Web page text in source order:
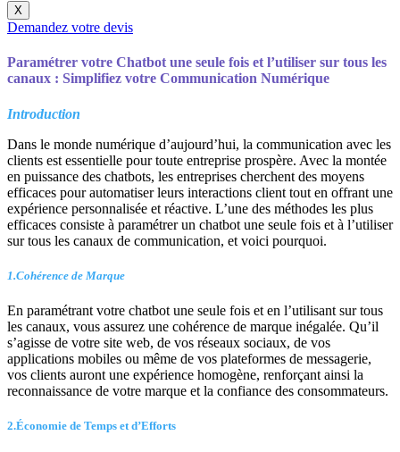
X
Demandez votre devis
Paramétrer votre Chatbot une seule fois et l’utiliser sur tous les
canaux : Simplifiez votre Communication Numérique
Introduction
Dans le monde numérique d’aujourd’hui, la communication avec les
clients est essentielle pour toute entreprise prospère. Avec la montée
en puissance des chatbots, les entreprises cherchent des moyens
efficaces pour automatiser leurs interactions client tout en offrant une
expérience personnalisée et réactive. L’une des méthodes les plus
efficaces consiste à paramétrer un chatbot une seule fois et à l’utiliser
sur tous les canaux de communication, et voici pourquoi.
1.Cohérence de Marque
En paramétrant votre chatbot une seule fois et en l’utilisant sur tous
les canaux, vous assurez une cohérence de marque inégalée. Qu’il
s’agisse de votre site web, de vos réseaux sociaux, de vos
applications mobiles ou même de vos plateformes de messagerie,
vos clients auront une expérience homogène, renforçant ainsi la
reconnaissance de votre marque et la confiance des consommateurs.
2.Économie de Temps et d’Efforts